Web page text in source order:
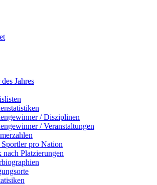
Jahres
/ Disziplinen
/ Veranstaltungen
pro Nation
nach Platzierungen